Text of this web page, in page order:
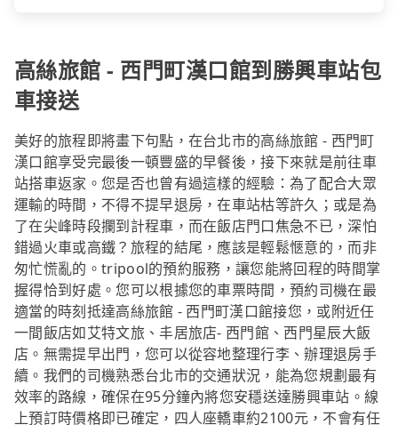
高絲旅館 - 西門町漢口館到勝興車站包
車接送
美好的旅程即將畫下句點，在台北市的高絲旅館 - 西門町
漢口館享受完最後一頓豐盛的早餐後，接下來就是前往車
站搭車返家。您是否也曾有過這樣的經驗：為了配合大眾
運輸的時間，不得不提早退房，在車站枯等許久；或是為
了在尖峰時段攔到計程車，而在飯店門口焦急不已，深怕
錯過火車或高鐵？旅程的結尾，應該是輕鬆愜意的，而非
匆忙慌亂的。tripool的預約服務，讓您能將回程的時間掌
握得恰到好處。您可以根據您的車票時間，預約司機在最
適當的時刻抵達高絲旅館 - 西門町漢口館接您，或附近任
一間飯店如艾特文旅、丰居旅店- 西門館、西門星辰大飯
店。無需提早出門，您可以從容地整理行李、辦理退房手
續。我們的司機熟悉台北市的交通狀況，能為您規劃最有
效率的路線，確保在95分鐘內將您安穩送達勝興車站。線
上預訂時價格即已確定，四人座轎車約2100元，不會有任